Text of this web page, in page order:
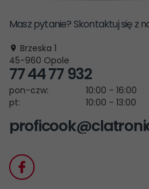
Masz pytanie? Skontaktuj się z
Brzeska 1
45-960 Opole
77 44 77 932
pon-czw:
10:00 - 16:00
pt:
10:00 - 13:00